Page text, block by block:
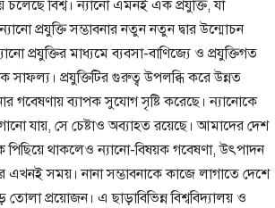
চলেছে বিশ্ব। ন্যানো এমনই এক প্রযুক্তি, যা
প্রযুক্তি সম্ভাবনার নতুন নতুন দ্বার উন্মোচন
প্রযুক্তির মাধ্যমে ব্যবসা-বাণিজ্যে ও প্রযুক্তিগত
সাফল্য। প্রযুক্তিটির গুরুত্ব উপলব্ধি করে উন্নত
গবেষণায় ব্যাপক সুযোগ সৃষ্টি করেছে। ন্যানোকে
যায়, সে চেষ্টাও অব্যাহত রয়েছে। আমাদের দেশ
পিছিয়ে থাকলেও ন্যানো-বিষয়ক গবেষণা, উৎপাদন
এখনই সময়। নানা সম্ভাবনাকে কাজে লাগাতে দেশে
তোলা প্রয়োজন। এ ছাড়াবিভিন্ন বিশ্ববিদ্যালয় ও